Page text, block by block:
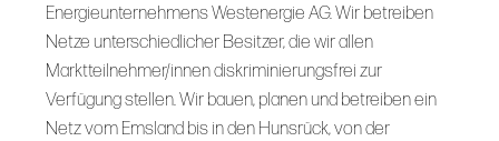
Energieunternehmens Westenergie AG. Wir betreiben
Netze unterschiedlicher Besitzer, die wir allen
Marktteilnehmer/innen diskriminierungsfrei zur
Verfügung stellen. Wir bauen, planen und betreiben ein
Netz vom Emsland bis in den Hunsrück, von der